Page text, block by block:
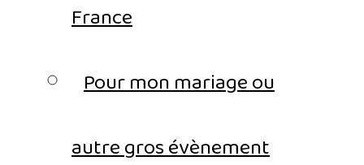
France
Pour mon mariage ou
autre gros évènement